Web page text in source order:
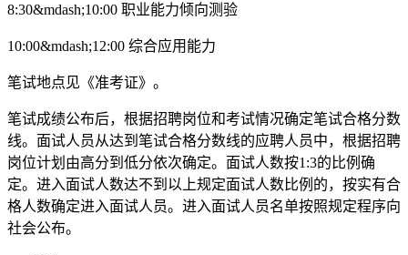
8:30&mdash;10:00 职业能力倾向测验
10:00&mdash;12:00 综合应用能力
笔试地点见《准考证》。
笔试成绩公布后，根据招聘岗位和考试情况确定笔试合格分数
线。面试人员从达到笔试合格分数线的应聘人员中，根据招聘
岗位计划由高分到低分依次确定。面试人数按1:3的比例确
定。进入面试人数达不到以上规定面试人数比例的，按实有合
格人数确定进入面试人员。进入面试人员名单按照规定程序向
社会公布。